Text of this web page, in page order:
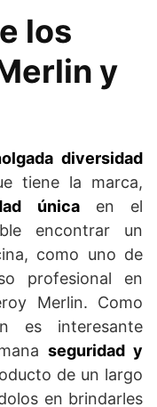
los
y
diversidad
tiene la marca,
únicaen el
encontrar un
como uno de
profesional en
Merlin. Como
es interesante
seguridad y
de un largo
en brindarles